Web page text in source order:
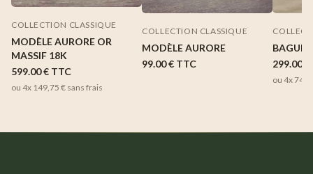
COLLECTION CLASSIQUE
MODÈLE AURORE OR
MASSIF 18K
599.00 € TTC
ou 4x 149,75 € sans frais
COLLECTION CLASSIQUE
MODÈLE AURORE
99.00 € TTC
BAGUE
299.00 €
ou 4x